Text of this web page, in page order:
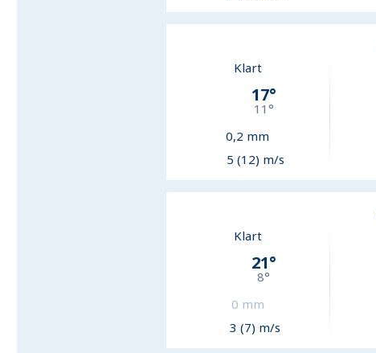
Klart
17°
11 °
0,2 mm
5 (12) m/s
Klart
21°
8°
0 mm
3 (7) m/s